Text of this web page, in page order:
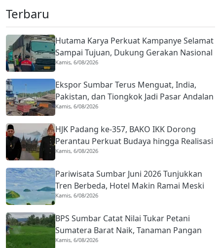
Terbaru
Hutama Karya Perkuat Kampanye Selamat
Sampai Tujuan, Dukung Gerakan Nasional
Zero ODOL
Kamis, 6/08/2026
Ekspor Sumbar Terus Menguat, India,
Pakistan, dan Tiongkok Jadi Pasar Andalan
Kamis, 6/08/2026
HJK Padang ke-357, BAKO IKK Dorong
Perantau Perkuat Budaya hingga Realisasi
Kota Gastronomi
Kamis, 6/08/2026
Pariwisata Sumbar Juni 2026 Tunjukkan
Tren Berbeda, Hotel Makin Ramai Meski
Wisman Menurun
Kamis, 6/08/2026
BPS Sumbar Catat Nilai Tukar Petani
Sumatera Barat Naik, Tanaman Pangan
Jadi Penopang
Kamis, 6/08/2026